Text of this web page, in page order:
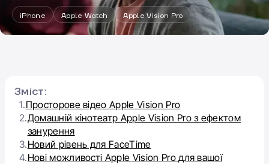
iPhone Apple Watch Apple Vision Pro
Зміст:
1.Просторове відео Apple Vision Pro
2.Домашній кінотеатр Apple Vision Pro з ефектом
занурення
3.Новий рівень для FaceTime
4.Нові можливості Apple Vision Pro для вашої